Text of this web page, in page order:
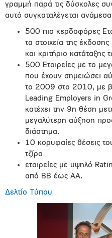
γραμμή παρά τις δύσκολες
αυτό συγκαταλέγεται ανάμεσα
500 πιο κερδοφόρες
τα στοιχεία της
και κριτήριο κατάταξης
500 Εταιρείες με το
που έχουν σημειώσει
το 2009 στο 2010, με
Leading Employers in
κατέχει την 9η θέση
μεγαλύτερη αύξηση
διάστημα.
10 κορυφαίες θέσεις
τζίρο
εταιρείες με υψηλό
από BB έως ΑΑ.
Δελτίο Τύπου